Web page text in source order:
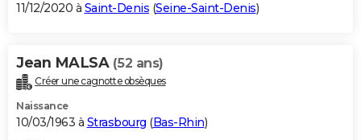
11/12/2020 à Saint-Denis (Seine-Saint-Denis)
Jean MALSA (52 ans)
Créer une cagnotte obsèques
Naissance
10/03/1963 à Strasbourg (Bas-Rhin)